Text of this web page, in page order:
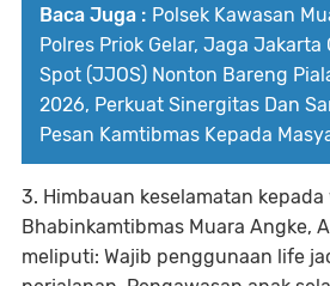
Baca Juga : Polsek Kawasan
Polres Priok Gelar, Jaga Jakarta
Spot (JJOS) Nonton Bareng
2026, Perkuat Sinergitas Dan
Pesan Kamtibmas Kepada
3. Himbauan keselamatan
Bhabinkamtibmas Muara Angke,
meliputi: Wajib penggunaan life